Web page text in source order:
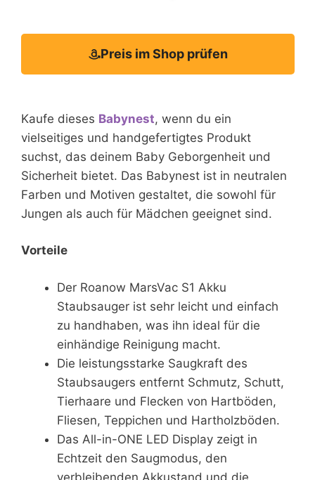
Preis im Shop prüfen
Kaufe dieses Babynest, wenn du ein
vielseitiges und handgefertigtes Produkt
suchst, das deinem Baby Geborgenheit und
Sicherheit bietet. Das Babynest ist in neutralen
Farben und Motiven gestaltet, die sowohl für
Jungen als auch für Mädchen geeignet sind.
Vorteile
Der Roanow MarsVac S1 Akku
Staubsauger ist sehr leicht und einfach
zu handhaben, was ihn ideal für die
einhändige Reinigung macht.
Die leistungsstarke Saugkraft des
Staubsaugers entfernt Schmutz, Schutt,
Tierhaare und Flecken von Hartböden,
Fliesen, Teppichen und Hartholzböden.
Das All-in-ONE LED Display zeigt in
Echtzeit den Saugmodus, den
verbleibenden Akkustand und die